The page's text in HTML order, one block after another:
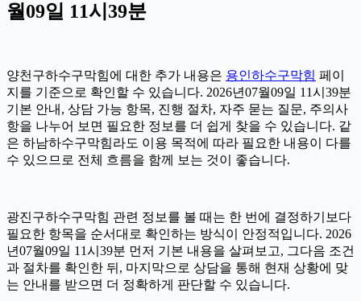
월09일 11시39분
양천구하수구막힘에 대한 추가 내용은 용인하수구막힘 페이
지를 기준으로 확인할 수 있습니다. 2026년07월09일 11시39분
기본 안내, 상담 가능 항목, 진행 절차, 자주 묻는 질문, 주의사
항을 나누어 보면 필요한 정보를 더 쉽게 찾을 수 있습니다. 같
은 하남하수구막힘라도 이용 목적에 따라 필요한 내용이 다를
수 있으므로 전체 흐름을 함께 보는 것이 좋습니다.
광진구하수구막힘 관련 정보를 볼 때는 한 번에 결정하기보다
필요한 항목을 순서대로 확인하는 방식이 안정적입니다. 2026
년07월09일 11시39분 먼저 기본 내용을 살펴보고, 그다음 조건
과 절차를 확인한 뒤, 마지막으로 상담을 통해 현재 상황에 맞
는 안내를 받으면 더 정확하게 판단할 수 있습니다.